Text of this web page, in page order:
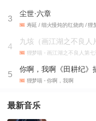
3
尘世·六章
寿延 / 细火慢炖的红烧肉 / 狸梦
4
九垓（画江湖之不良人
狸梦喵 - 画江湖之不良人第七
5
你啊，我啊《田耕纪》
狸梦喵 - 你啊，我啊
最新音乐